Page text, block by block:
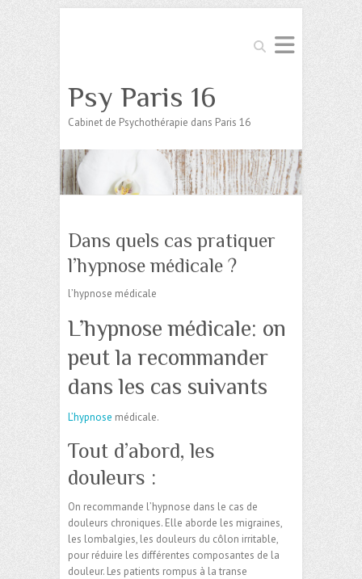
Search
Psy Paris 16
Cabinet de Psychothérapie dans Paris 16
Dans quels cas pratiquer
l’hypnose médicale ?
l’hypnose médicale
L’hypnose médicale: on
peut la recommander
dans les cas suivants
L’hypnose médicale.
Tout d’abord, les
douleurs :
On recommande l’hypnose dans le cas de
douleurs chroniques. Elle aborde les migraines,
les lombalgies, les douleurs du côlon irritable,
pour réduire les différentes composantes de la
douleur. Les patients rompus à la transe